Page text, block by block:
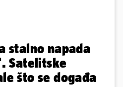
stalno napada
Satelitske
što se događa